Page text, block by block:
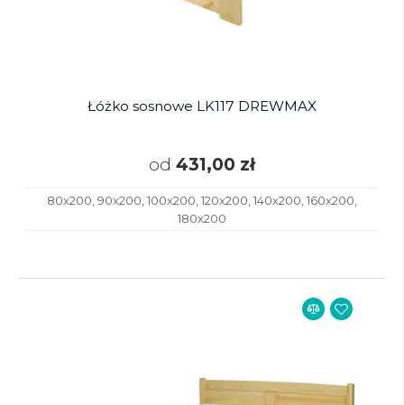
Łóżko sosnowe LK117 DREWMAX
od 431,00 zł
80x200, 90x200, 100x200, 120x200, 140x200, 160x200,
180x200